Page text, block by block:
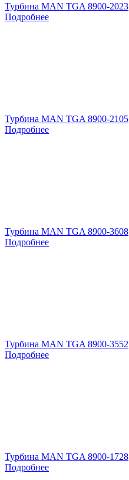
Турбина MAN TGA 8900-2023
Подробнее
Турбина MAN TGA 8900-2105
Подробнее
Турбина MAN TGA 8900-3608
Подробнее
Турбина MAN TGA 8900-3552
Подробнее
Турбина MAN TGA 8900-1728
Подробнее